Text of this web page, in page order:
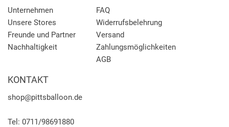
Unternehmen
Unsere Stores
Freunde und Partner
Nachhaltigkeit
FAQ
Widerrufsbelehrung
Versand
Zahlungsmöglichkeiten
AGB
KONTAKT
shop@pittsballoon.de
Tel: 0711/98691880